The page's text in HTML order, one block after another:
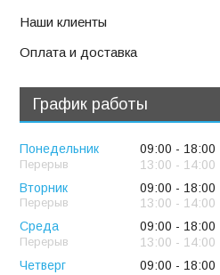
Наши клиенты
Оплата и доставка
График работы
Понедельник 09:00
18:00
13:00
14:00
Вторник
09:00
18:00
13:00
14:00
Среда
09:00
18:00
13:00
14:00
Четверг
09:00
18:00